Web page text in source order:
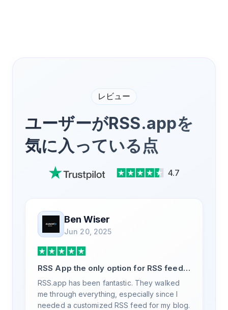
レビュー
ユーザーがRSS.appを
気に入っている点
4.7
Ben Wiser
Jun 20, 2025
RSS App the only option for RSS feed
generation
RSS.app has been fantastic. They walked
me through everything, especially since I
needed a customized RSS feed for my blog.